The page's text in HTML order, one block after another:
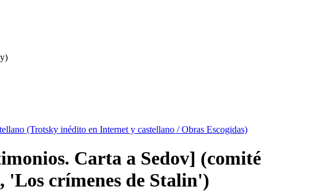
(Trotsky inédito en Internet y castellano / Obras Escogidas)
Carta a Sedov] (comité
'Los crímenes de Stalin')